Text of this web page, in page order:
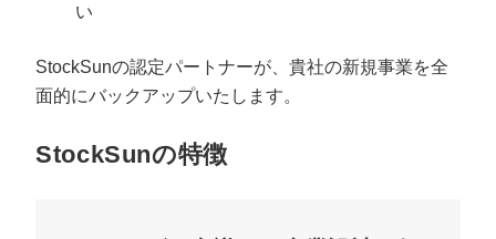
い
StockSunの認定パートナーが、貴社の新規事業を全
面的にバックアップいたします。
StockSunの特徴